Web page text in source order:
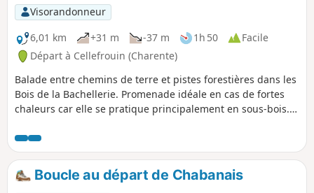
Visorandonneur
6,01 km
+31 m -37 m 1h 50
Facile
Départ à Cellefrouin (Charente)
Balade entre chemins de terre et pistes forestières dans les
Bois de la Bachellerie. Promenade idéale en cas de fortes
chaleurs car elle se pratique principalement en sous-bois.
Boucle au départ de Chabanais